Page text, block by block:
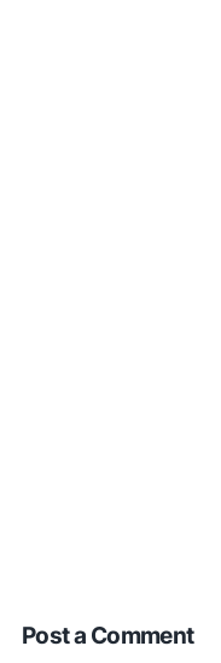
Post a Comment